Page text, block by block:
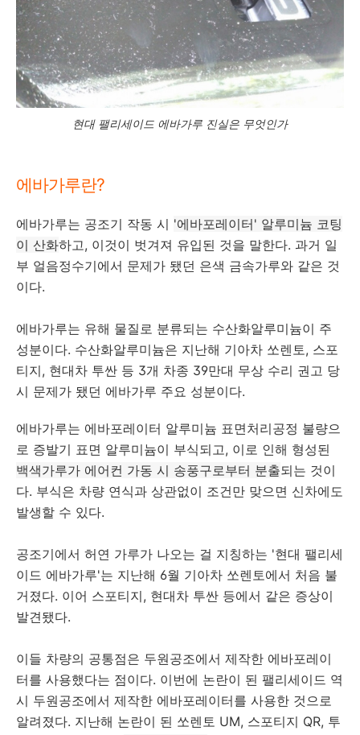
현대 팰리세이드 에바가루 진실은 무엇인가
에바가루란?
에바가루는 공조기 작동 시 '에바포레이터' 알루미늄 코팅
이 산화하고, 이것이 벗겨져 유입된 것을 말한다. 과거 일
부 얼음정수기에서 문제가 됐던 은색 금속가루와 같은 것
이다.
에바가루는 유해 물질로 분류되는 수산화알루미늄이 주
성분이다. 수산화알루미늄은 지난해 기아차 쏘렌토, 스포
티지, 현대차 투싼 등 3개 차종 39만대 무상 수리 권고 당
시 문제가 됐던 에바가루 주요 성분이다.
에바가루는 에바포레이터 알루미늄 표면처리공정 불량으
로 증발기 표면 알루미늄이 부식되고, 이로 인해 형성된
백색가루가 에어컨 가동 시 송풍구로부터 분출되는 것이
다. 부식은 차량 연식과 상관없이 조건만 맞으면 신차에도
발생할 수 있다.
공조기에서 허연 가루가 나오는 걸 지칭하는 '현대 팰리세
이드 에바가루'는 지난해 6월 기아차 쏘렌토에서 처음 불
거졌다. 이어 스포티지, 현대차 투싼 등에서 같은 증상이
발견됐다.
이들 차량의 공통점은 두원공조에서 제작한 에바포레이
터를 사용했다는 점이다. 이번에 논란이 된 팰리세이드 역
시 두원공조에서 제작한 에바포레이터를 사용한 것으로
알려졌다. 지난해 논란이 된 쏘렌토 UM, 스포티지 QR, 투